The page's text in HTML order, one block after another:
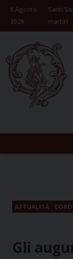
Skip
content
8 Agosto
2026
Santi
martiri
ATTUALITÀ
Gli